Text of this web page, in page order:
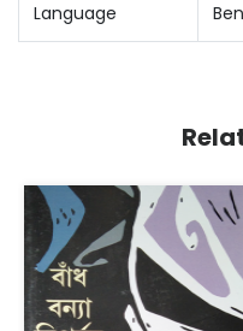
Language